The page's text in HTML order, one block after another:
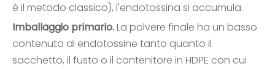
è il metodo classico), l'endotossina si accumula.
Imballaggio primario.La polvere finale ha un basso
contenuto di endotossine tanto quanto il
sacchetto, il fusto o il contenitore in HDPE con cui